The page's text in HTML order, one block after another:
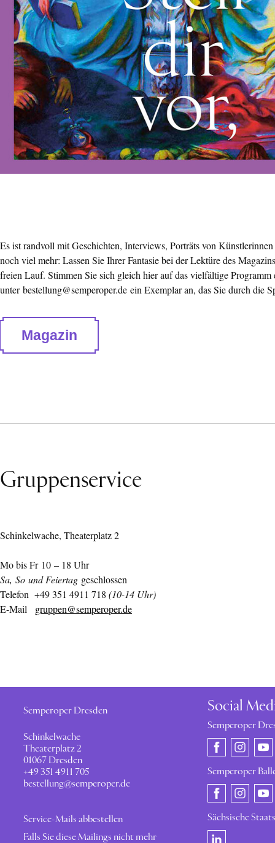
Es ist randvoll mit Geschichten, Interviews, Porträts von
noch viel mehr: Lassen Sie Ihrer Fantasie bei der Lektüre des
freien Lauf. Stimmen Sie sich gleich hier auf das vielfältige Programm
unterbestellung@semperoper.de ein Exemplar an, das Sie durch die
Magazin
Gruppenservice
Schinkelwache, Theaterplatz 2
Mo bis Fr 10 – 18 Uhr
Sa, So und Feiertag geschlossen
Telefon +49 351 4911 718 (10-14 Uhr)
E-Mail gruppen@semperoper.de
Semperoper Dresden
Schinkelwache
Theaterplatz 2
01067 Dresden
+49 351 4911 705
bestellung@semperoper.de
Service-Mails abbestellen
Falls Sie diese Mailings nicht mehr
Social
Semperoper
Semperoper
Sächsische